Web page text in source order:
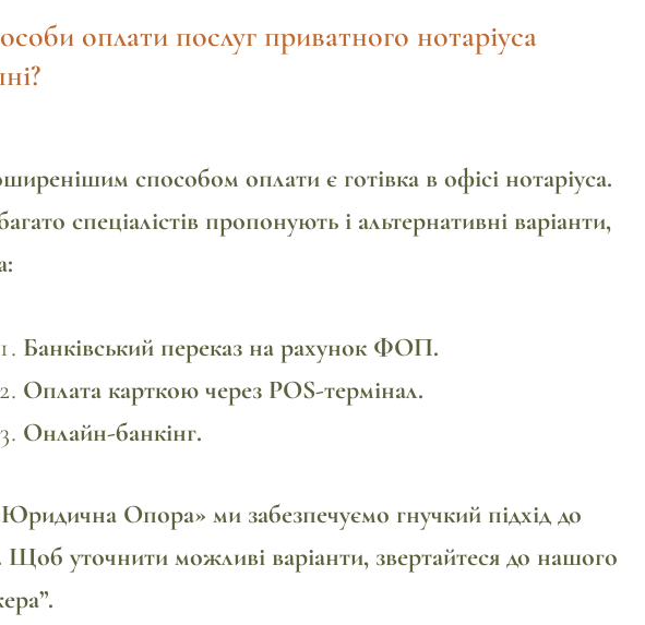
оплати послуг приватного нотаріуса
способом оплати є готівка в офісі нотаріуса.
спеціалістів пропонують і альтернативні варіанти,
Банківський переказ на рахунок ФОП.
Оплата карткою через POS-термінал.
Онлайн-банкінг.
Опора» ми забезпечуємо гнучкий підхід до
Щоб уточнити можливі варіанти, звертайтеся до нашого